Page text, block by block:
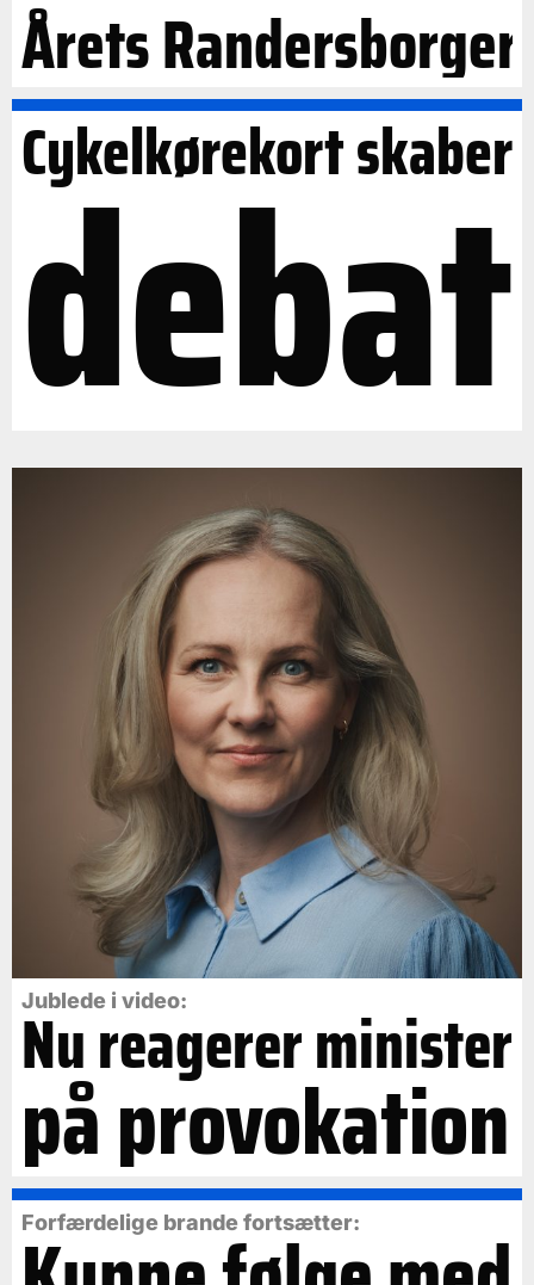
Årets Randersborger
Cykelkørekort skaber
debat
Jublede i video:
Nu reagerer minister
på provokation
Forfærdelige brande fortsætter: